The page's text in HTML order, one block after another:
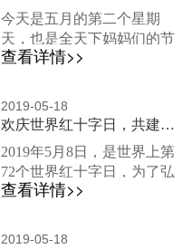
弘扬这种助人为乐、尊老敬
老的精神，民警于6月8日找
到邓菊华主任，在辖区派
儿子，对于母亲无私的爱，
儿子总是愧疚的，杨贵珍奶
奶的儿子总是这么形容她：
妇女，相夫教子，从一而
终；操持家务，任劳任怨。
母亲的日常生活主要围绕在
田间地头、锅前灶后，在我
的记忆里母亲几乎没有出过
今天是五月的第二个星期
天，也是全天下妈妈们的节
日，母亲节。世上有一种
源于一个人，这个人就是母
亲，而这种爱也就是母爱。
们过上一个难忘的母亲节，
吉安市丰城商会的书记兼执
行会长吴小平以及吉安市丰
长丁国平等领导筹集大量爱
查看详情>>
2019-05-18
欢庆世界红十字日，共建美好福利院。
2019年5月8日，是世界上第
72个世界红十字日，为了弘
扬尊老、敬老的传统美德
精神，大力开展红十字养老
查看详情>>
2019-05-18